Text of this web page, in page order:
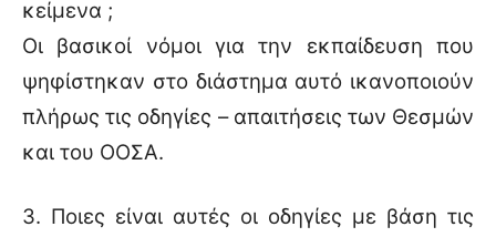
κείμενα ;
Οι βασικοί νόμοι για την εκπαίδευση που
ψηφίστηκαν στο διάστημα αυτό ικανοποιούν
πλήρως τις οδηγίες – απαιτήσεις των Θεσμών
και του ΟΟΣΑ.
3. Ποιες είναι αυτές οι οδηγίες με βάση τις